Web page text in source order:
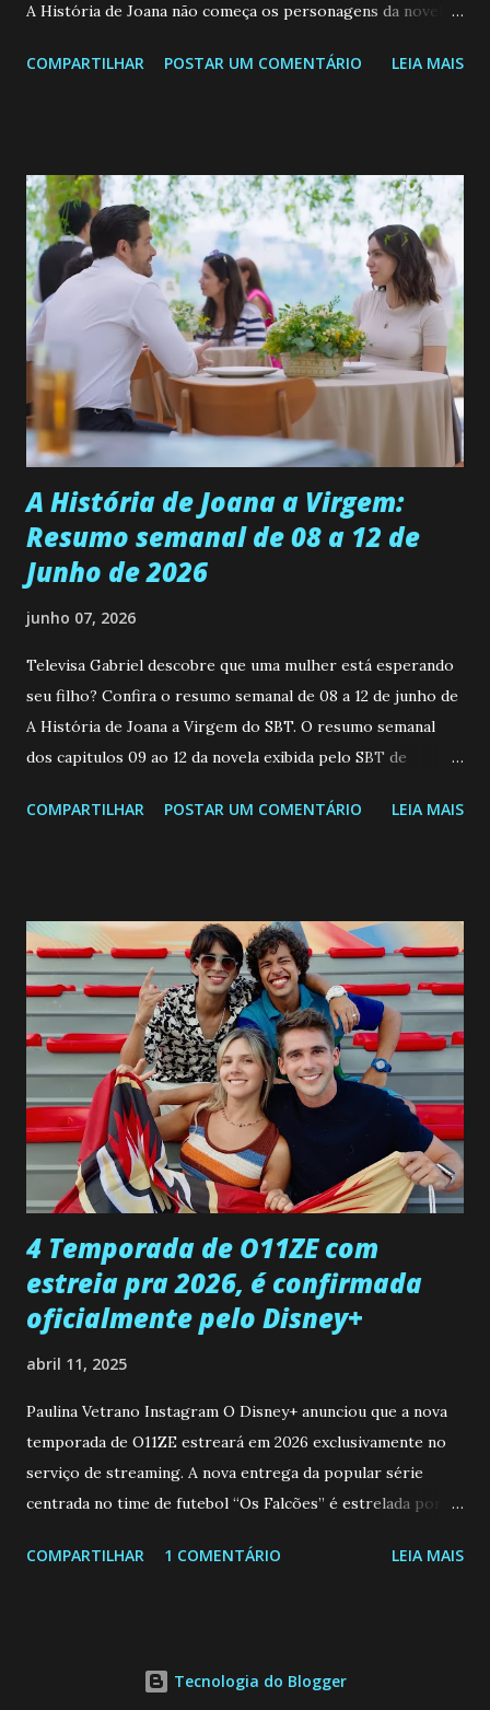
A História de Joana não começa os personagens da novela?
de 25/05/26 a 31/05/26 JOANA GUADALUPE (Camila
permanecer virgem até encontrar o homem que realmente
ama, o que não é fácil, já que dedica todas as suas energias a
se aprimorar, trabalhando, estudando e se orgulhando de
ser a primeira mulher da família a ingressar na
universidade. Ela tem uma personalidade muito alegre, é
muito madura para a idade, determinada, criativa e
empática. Detesta injustiças e é uma ótima amiga. Pode ser
teimosa e muito persistente quando decide fazer algo.
Durante um exame ginecológico, ela é inseminada por eng...
COMPARTILHAR POSTAR UM COMENTÁRIO LEIA MAIS
A História de Joana a Virgem:
Resumo semanal de 08 a 12 de
Junho de 2026
junho 07, 2026
Televisa Gabriel descobre que uma mulher está esperando
seu filho? Confira o resumo semanal de 08 a 12 de junho de
A História de Joana a Virgem do SBT. O resumo semanal
dos capitulos 09 ao 12 da novela exibida pelo SBT de
a Programação Semanal do SBT de 08/06/26 a 14/06/26
confessa a Gabriel que ele demonstrou ser o tipo de
pessoa que ela tanto desejou durante toda a vida. Camila
entra no quarto de Gabriel e imagina como seria o
encontro deles, quando conseguir seduzi-lo. Manuel avisa a
Paula sobre a suposta infidelidade de Gabriel com Joana.
Rogerio consegue se livrar de todas as suspeitas pelo
desaparecimento de Francisco, apontando que ele poderia
ter sido vítima da fúria de Gabriel. Artur informa a Gabriel
que a clínica inseminou por engano outra paciente, que está
...
COMPARTILHAR POSTAR UM COMENTÁRIO LEIA MAIS
4 Temporada de O11ZE com
estreia pra 2026, é confirmada
oficialmente pelo Disney+
abril 11, 2025
Paulina Vetrano Instagram O Disney+ anunciou que a nova
temporada de O11ZE estreará em 2026 exclusivamente no
serviço de streaming. A nova entrega da popular série
centrada no time de futebol “Os Falcões” é estrelada por
Brum (Dedé), que voltam a interpretar seus personagens
atleta Sergio “Kun” Agüero, além de outras figuras de
COMPARTILHAR 1 COMENTÁRIO LEIA MAIS
Tecnologia do Blogger